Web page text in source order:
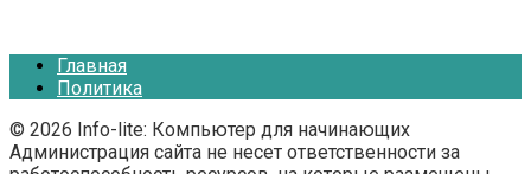
Главная
Политика
© 2026 Info-lite: Компьютер для начинающих
Администрация сайта не несет ответственности за